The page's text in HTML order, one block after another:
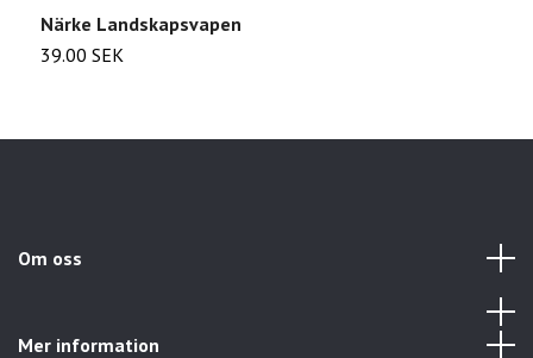
Närke Landskapsvapen
39.00 SEK
Om oss
Mer information